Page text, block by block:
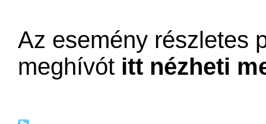
Az esemény részletes
meghívót itt nézheti